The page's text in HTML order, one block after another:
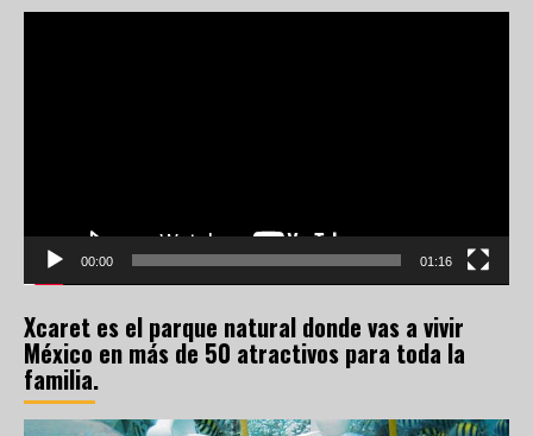
00:00 01:16
Xcaret es el parque natural donde vas a vivir
México en más de 50 atractivos para toda la
familia.